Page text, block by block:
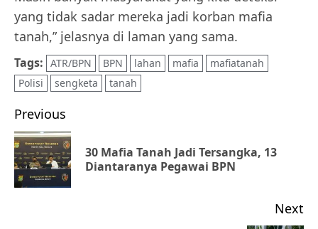
yang tidak sadar mereka jadi korban mafia
tanah,” jelasnya di laman yang sama.
Tags: ATR/BPN BPN lahan mafia
mafiatanah
Polisi
sengketa tanah
Post
navigation
Previous
30 Mafia Tanah Jadi Tersangka, 13
Diantaranya Pegawai BPN
Next